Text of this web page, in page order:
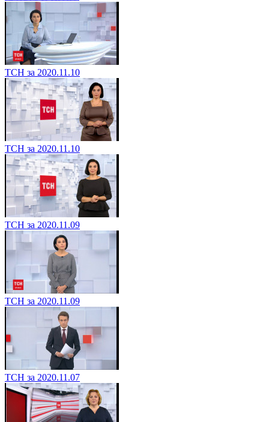
ТСН за 2020.11.10
ТСН за 2020.11.10
ТСН за 2020.11.09
ТСН за 2020.11.09
ТСН за 2020.11.07